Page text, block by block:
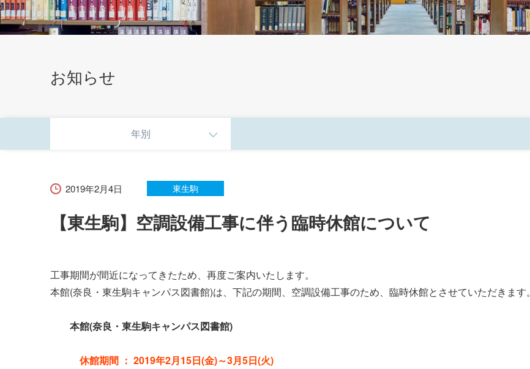
お知らせ
年別
2019年2月4日 東生駒
【東生駒】空調設備工事に伴う臨時休館について
工事期間が間近になってきたため、再度ご案内いたします。
本館(奈良・東生駒キャンパス図書館)は、下記の期間、空調設備工事のため、臨時休館とさせていただきます。
本館(奈良・東生駒キャンパス図書館)
休館期間 ： 2019年2月15日(金)～3月5日(火)